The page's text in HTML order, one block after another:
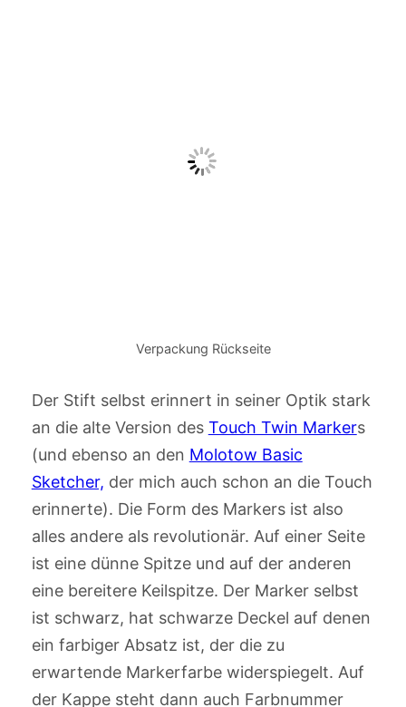
Verpackung Rückseite
Der Stift selbst erinnert in seiner Optik stark
an die alte Version des Touch Twin Markers
(und ebenso an den Molotow Basic
Sketcher, der mich auch schon an die Touch
erinnerte). Die Form des Markers ist also
alles andere als revolutionär. Auf einer Seite
ist eine dünne Spitze und auf der anderen
eine bereitere Keilspitze. Der Marker selbst
ist schwarz, hat schwarze Deckel auf denen
ein farbiger Absatz ist, der die zu
erwartende Markerfarbe widerspiegelt. Auf
der Kappe steht dann auch Farbnummer